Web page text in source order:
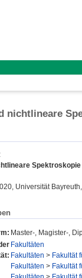
nichtlineare
:
Universität
Master-, Magister-,
Fakultäten
Fakultäten > Fakultät
Fakultäten > Fakultät